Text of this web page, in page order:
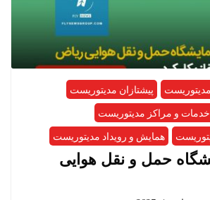
پیشتازان مدیتوریست
خدمات و مراکز مدیتوریست
همایش و رویداد مدیتوریست
حمل و نقل هوایی